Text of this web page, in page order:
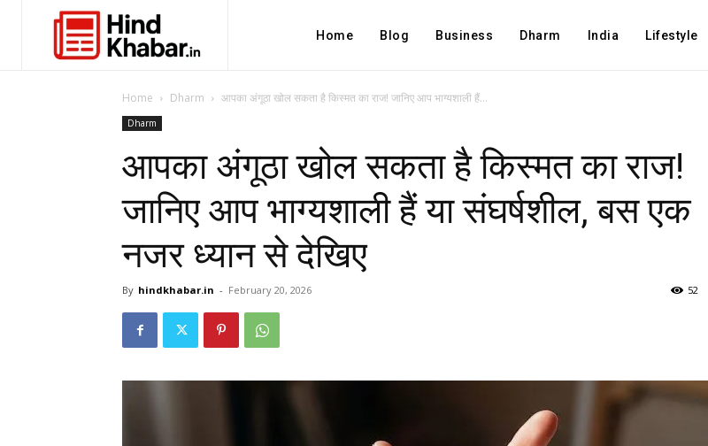
Home Blog Business Dharm India Lifestyle
Home Dharm आपका अंगूठा खोल सकता है किस्मत का राज! जानिए आप भाग्यशाली हैं...
Dharm
आपका अंगूठा खोल सकता है किस्मत का राज!
जानिए आप भाग्यशाली हैं या संघर्षशील, बस एक
नजर ध्यान से देखिए
By hindkhabar.in - February 20, 2026 52